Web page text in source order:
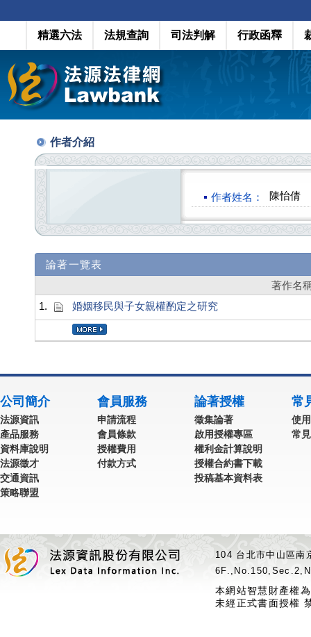
精選六法 法規查詢 司法判解 行政函釋
作者介紹
作者姓名： 陳怡倩
論著一覽表
著作名
1.
婚姻移民與子女親權酌定之研究
公司簡介
法源資訊
產品服務
資料庫說明
法源徵才
交通資訊
策略聯盟
會員服務
申請流程
會員條款
授權費用
付款方式
論著授權
徵集論著
啟用授權專區
權利金計算說明
授權合約書下載
投稿基本資料表
常
使
常
104 台北市中山區
本網站智慧財產權
未經正式書面授權